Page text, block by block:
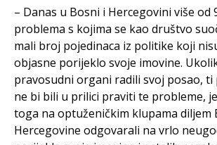
– Danas u Bosni i Hercegovini više od
problema s kojima se kao društvo
mali broj pojedinaca iz politike koji
objasne porijeklo svoje imovine.
pravosudni organi radili svoj posao, ti
ne bi bili u prilici praviti te probleme,
toga na optuženičkim klupama diljem
Hercegovine odgovarali na vrlo